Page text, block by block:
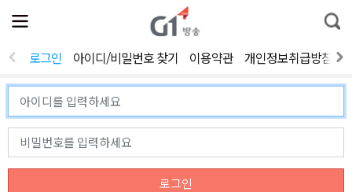
전
체
뉴
열
통
합
색
로그인 아이디/비밀번호 찾기 이용약관 개인정보취급방침
로그인